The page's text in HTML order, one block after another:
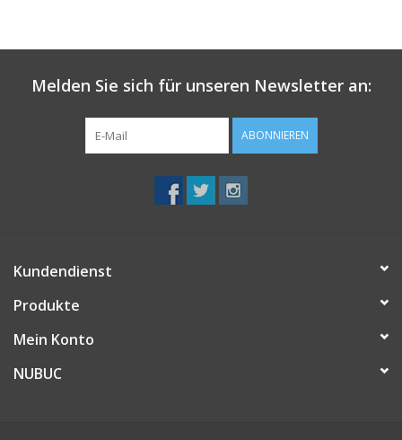
Melden Sie sich für unseren Newsletter an:
ABONNIEREN
Kundendienst
Produkte
Mein Konto
NUBUC